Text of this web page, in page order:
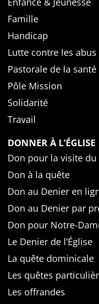
Famille
Handicap
Lutte contre les abus
Pastorale de la santé
Pôle Mission
Solidarité
Travail
DONNER À L’ÉGLISE
Don pour la visite du
Don à la quête
Don au Denier en
Don au Denier par
Don pour Notre-
Le Denier de l’Église
La quête dominicale
Les quêtes
Les offrandes